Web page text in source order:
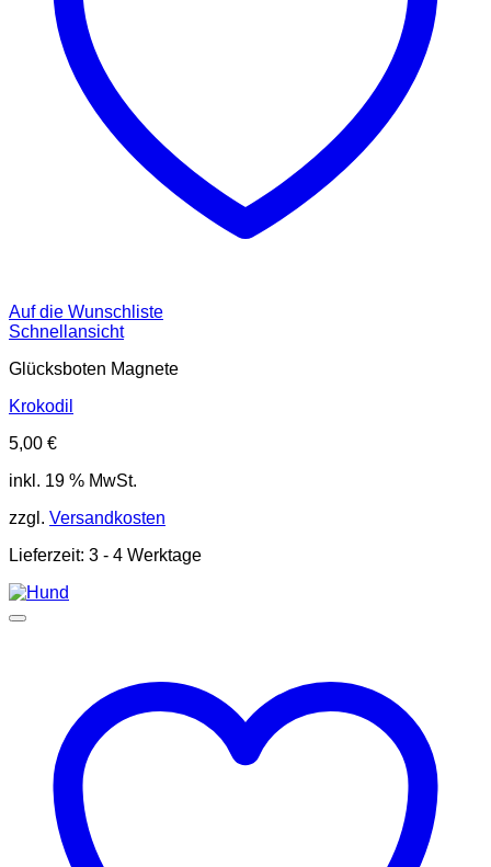
Auf die Wunschliste
Schnellansicht
Glücksboten Magnete
Krokodil
5,00 €
inkl. 19 % MwSt.
zzgl. Versandkosten
Lieferzeit: 3 - 4 Werktage